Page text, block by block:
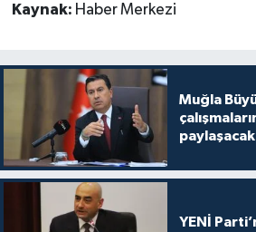
Kaynak: Haber Merkezi
Muğla
paylaşacak
YENİ